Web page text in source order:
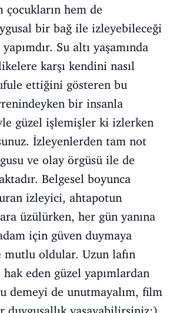
çocukların hem de
bir bağ ile izleyebileceği
Su altı yaşamında
karşı kendini nasıl
ettiğini gösteren bu
bir insanla
güzel işlemişler ki izlerken
İzleyenlerden tam not
ve olay örgüsü ile de
Belgesel boyunca
izleyici, ahtapotun
üzülürken, her gün yanına
için güven duymaya
mutlu oldular. Uzun lafın
hak eden güzel yapımlardan
demeyi de unutmayalım, film